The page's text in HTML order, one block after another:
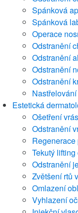
Spánková
Spánková
Operace
Odstranění
Odstranění
Odstranění
Odstranění
Estetická
Ošetření
Odstranění
Tekutý
Odstranění
Zvětšení rtů
Omlazení
Vyhlazení